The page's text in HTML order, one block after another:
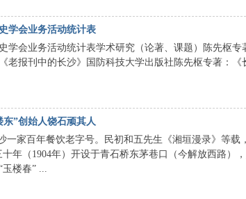
学会业务活动统计表
学会业务活动统计表学术研究（论著、课题）陈先枢
老报刊中的长沙》国防科技大学出版社陈先枢专著：
东”创始人饶石顽其人
一家百年餐饮老字号。民初和五先生《湘垣漫录》等载
年（1904年）开设于青石桥东茅巷口（今解放西路）
楼春” ...